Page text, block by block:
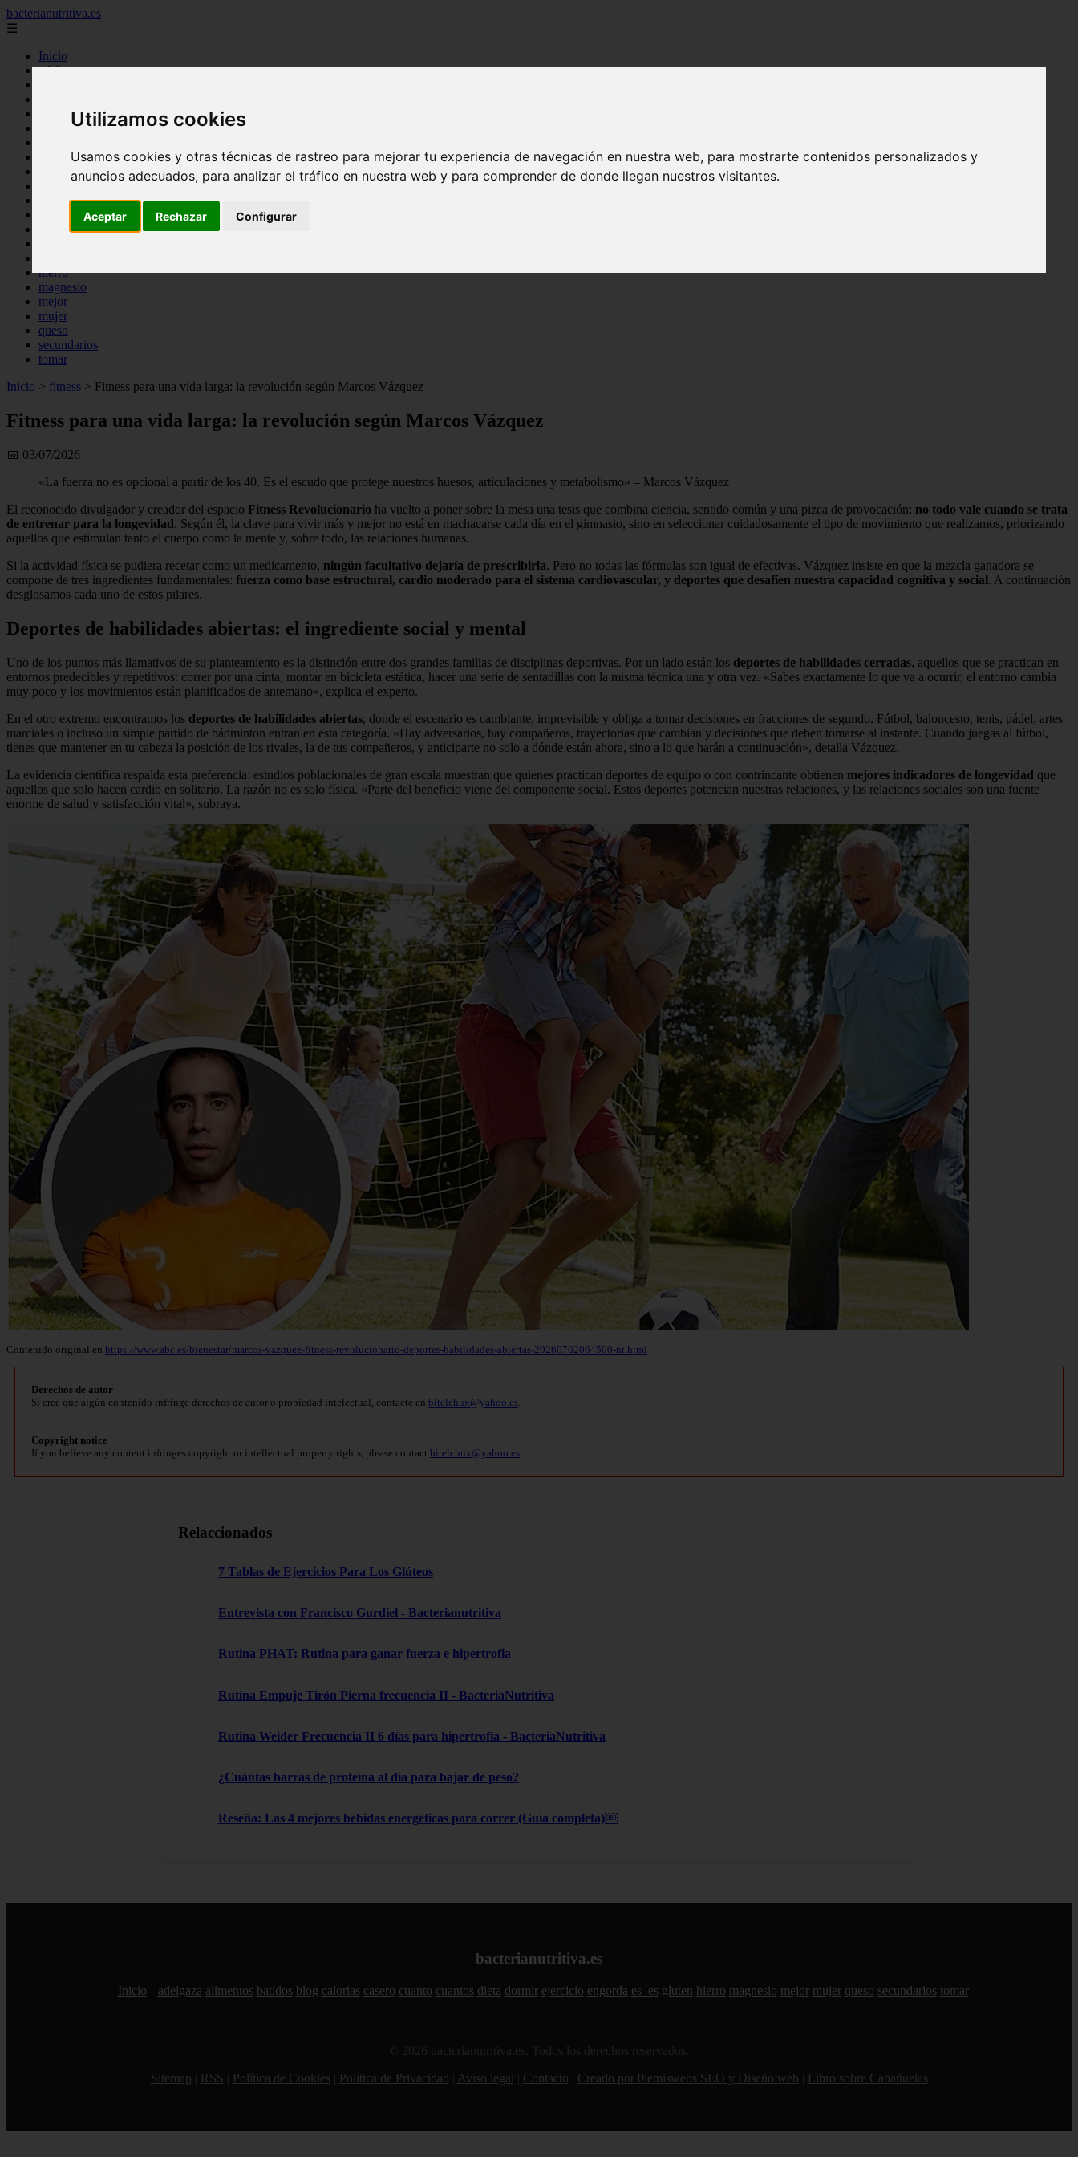
Utilizamos cookies
Usamos cookies y otras técnicas de rastreo para mejorar tu experiencia de navegación en nuestra web, para mostrarte contenidos personalizados y
anuncios adecuados, para analizar el tráfico en nuestra web y para comprender de donde llegan nuestros visitantes.
Aceptar Rechazar Configurar
bacterianutritiva.es
☰
Inicio
adelgaza
calorias
cuanto
cuantos
dormir
engorda
hierro
magnesio
mejor
mujer
queso
secundarios
tomar
Inicio > fitness > Fitness para una vida larga: la revolución según Marcos Vázquez
Fitness para una vida larga: la revolución según Marcos Vázquez
📅 03/07/2026
«La fuerza no es opcional a partir de los 40. Es el escudo que protege nuestros huesos, articulaciones y metabolismo» – Marcos Vázquez
El reconocido divulgador y creador del espacio Fitness Revolucionario ha vuelto a poner sobre la mesa una tesis que combina ciencia, sentido común y una pizca de provocación: no todo vale cuando se trata
de entrenar para la longevidad. Según él, la clave para vivir más y mejor no está en machacarse cada día en el gimnasio, sino en seleccionar cuidadosamente el tipo de movimiento que realizamos, priorizando
aquellos que estimulan tanto el cuerpo como la mente y, sobre todo, las relaciones humanas.
Si la actividad física se pudiera recetar como un medicamento, ningún facultativo dejaría de prescribirla. Pero no todas las fórmulas son igual de efectivas. Vázquez insiste en que la mezcla ganadora se
compone de tres ingredientes fundamentales: fuerza como base estructural, cardio moderado para el sistema cardiovascular, y deportes que desafíen nuestra capacidad cognitiva y social. A continuación
desglosamos cada uno de estos pilares.
Deportes de habilidades abiertas: el ingrediente social y mental
Uno de los puntos más llamativos de su planteamiento es la distinción entre dos grandes familias de disciplinas deportivas. Por un lado están los deportes de habilidades cerradas, aquellos que se practican en
entornos predecibles y repetitivos: correr por una cinta, montar en bicicleta estática, hacer una serie de sentadillas con la misma técnica una y otra vez. «Sabes exactamente lo que va a ocurrir, el entorno cambia
muy poco y los movimientos están planificados de antemano», explica el experto.
En el otro extremo encontramos los deportes de habilidades abiertas, donde el escenario es cambiante, imprevisible y obliga a tomar decisiones en fracciones de segundo. Fútbol, baloncesto, tenis, pádel, artes
marciales o incluso un simple partido de bádminton entran en esta categoría. «Hay adversarios, hay compañeros, trayectorias que cambian y decisiones que deben tomarse al instante. Cuando juegas al fútbol,
tienes que mantener en tu cabeza la posición de los rivales, la de tus compañeros, y anticiparte no solo a dónde están ahora, sino a lo que harán a continuación», detalla Vázquez.
La evidencia científica respalda esta preferencia: estudios poblacionales de gran escala muestran que quienes practican deportes de equipo o con contrincante obtienen mejores indicadores de longevidad que
aquellos que solo hacen cardio en solitario. La razón no es solo física. «Parte del beneficio viene del componente social. Estos deportes potencian nuestras relaciones, y las relaciones sociales son una fuente
enorme de salud y satisfacción vital», subraya.
Contenido original en https://www.abc.es/bienestar/marcos-vazquez-fitness-revolucionario-deportes-habilidades-abiertas-20260702064500-nt.html
Derechos de autor
Si cree que algún contenido infringe derechos de autor o propiedad intelectual, contacte en bitelchux@yahoo.es.
Copyright notice
If you believe any content infringes copyright or intellectual property rights, please contact bitelchux@yahoo.es.
Relaccionados
7 Tablas de Ejercicios Para Los Glúteos
Entrevista con Francisco Gurdiel - Bacterianutritiva
Rutina PHAT: Rutina para ganar fuerza e hipertrofia
Rutina Empuje Tirón Pierna frecuencia II - BacteriaNutritiva
Rutina Weider Frecuencia II 6 días para hipertrofia - BacteriaNutritiva
¿Cuántas barras de proteína al día para bajar de peso?
Reseña: Las 4 mejores bebidas energéticas para correr (Guía completa)￼
bacterianutritiva.es
Inicio adelgaza alimentos batidos blog calorias casero cuanto cuantos dieta dormir ejercicio engorda es_es gluten hierro magnesio mejor mujer queso secundarios tomar
© 2026 bacterianutritiva.es. Todos los derechos reservados.
Sitemap
RSS Política de Cookies Política de Privacidad Aviso legal Contacto Creado por 0lemiswebs SEO y Diseño web Libro sobre Cabañuelas